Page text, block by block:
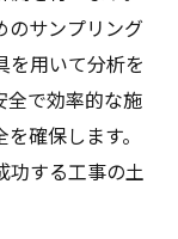
のサンプリング
を用いて分析を
全で効率的な施
確保します。
功する工事の土